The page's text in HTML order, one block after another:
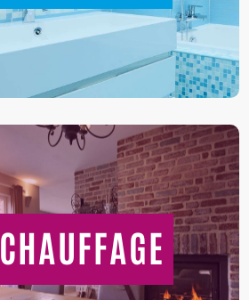
CHAUFFAGE